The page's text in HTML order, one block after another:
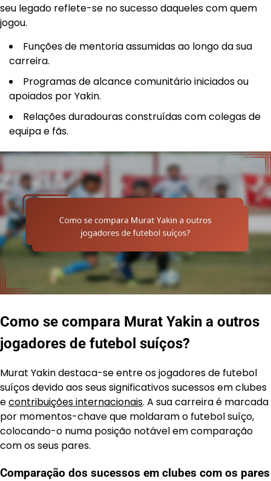
seu legado reflete-se no sucesso daqueles com quem
jogou.
Funções de mentoria assumidas ao longo da sua
carreira.
Programas de alcance comunitário iniciados ou
apoiados por Yakin.
Relações duradouras construídas com colegas de
equipa e fãs.
Como se compara Murat Yakin a outros
jogadores de futebol suíços?
Murat Yakin destaca-se entre os jogadores de futebol
suíços devido aos seus significativos sucessos em clubes
econtribuições internacionais. A sua carreira é marcada
por momentos-chave que moldaram o futebol suíço,
colocando-o numa posição notável em comparação
com os seus pares.
Comparação dos sucessos em clubes com os pares